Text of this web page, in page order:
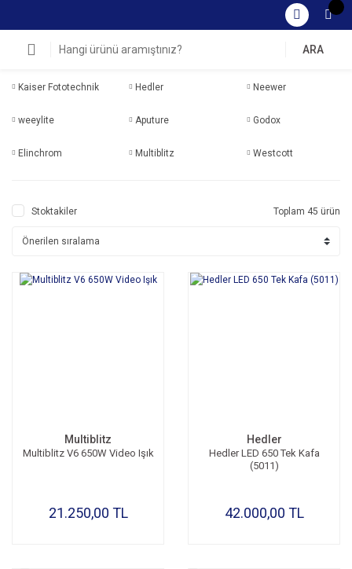
ARA
Kaiser Fototechnik Hedler Neewer
weeylite Aputure Godox
Elinchrom Multiblitz Westcott
Stoktakiler Toplam 45 ürün
Multiblitz
Multiblitz V6 650W Video Işık
21.250,00 TL
Hedler
Hedler LED 650 Tek Kafa
(5011)
42.000,00 TL